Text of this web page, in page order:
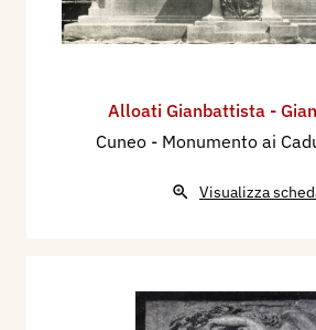
Alloati Gianbattista -
Cuneo - Monumento ai
Visualizza